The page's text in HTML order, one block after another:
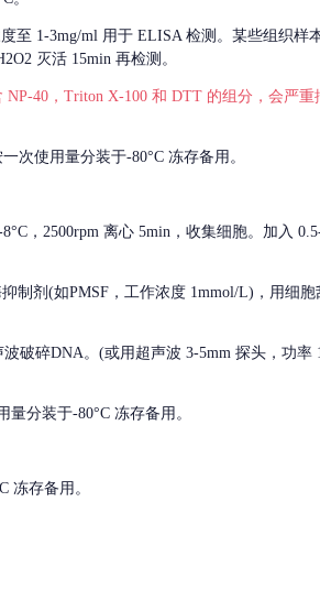
至 1-3mg/ml 用于 ELISA 检测。某些组织样
灭活 15min 再检测。
40，Triton X-100 和 DTT 的组分，会严
次使用量分装于-80°C 冻存备用。
，2500rpm 离心 5min，收集细胞。加入
制剂(如PMSF，工作浓度 1mmol/L)，用细
破碎DNA。(或用超声波 3-5mm 探头，功率
分装于-80°C 冻存备用。
冻存备用。